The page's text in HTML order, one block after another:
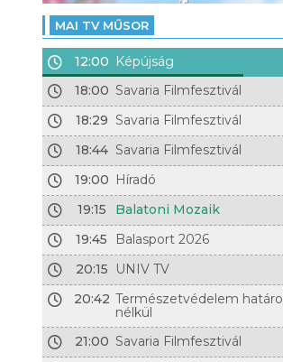
MAI TV MŰSOR
12:00 Képújság
18:00 Savaria Filmfesztivál
18:29 Savaria Filmfesztivál
18:44 Savaria Filmfesztivál
19:00 Híradó
19:15
Balatoni Mozaik
19:45
Balasport 2026
20:15
UNIV TV
20:42 Természetvédelem
nélkül
21:00 Savaria Filmfesztivál